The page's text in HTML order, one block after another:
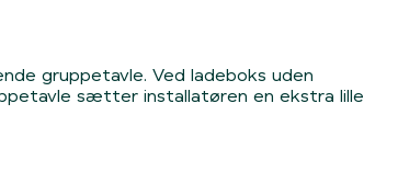
gruppetavle. Ved ladeboks uden
sætter installatøren en ekstra lille